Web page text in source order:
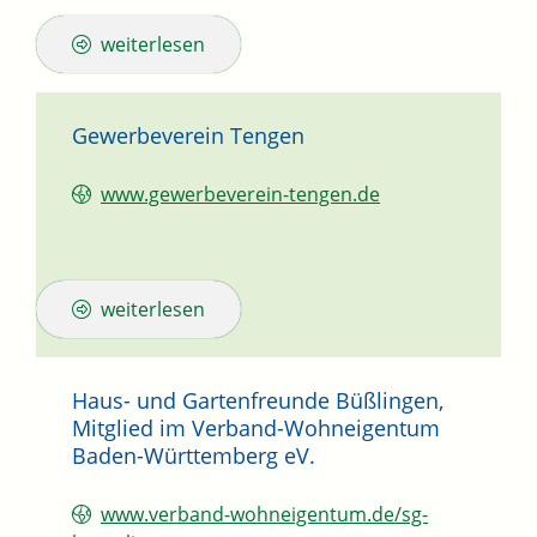
weiterlesen
Gewerbeverein Tengen
www.gewerbeverein-tengen.de
weiterlesen
Haus- und Gartenfreunde Büßlingen,
Mitglied im Verband-Wohneigentum
Baden-Württemberg eV.
www.verband-wohneigentum.de/sg-